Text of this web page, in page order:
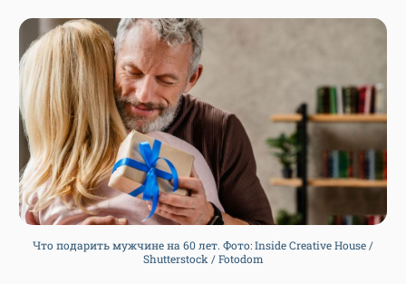
Что подарить мужчине на 60 лет. Фото: Inside Creative House /
Shutterstock / Fotodom